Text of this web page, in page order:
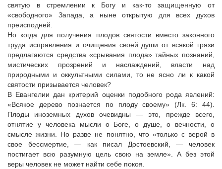
святую в стремлении к Богу и как-то защищенную от
«свободного» Запада, а ныне открытую для всех духов
преисподней.
Но когда для получения плодов святости вместо законного
труда исправления и очищения своей души от всякой грязи
предлагаются средства «срывания плода» тайных познаний,
мистических прозрений и наслаждений, власти над
природными и оккультными силами, то не ясно ли к какой
святости призывается человек?
В Евангелии дан критерий оценки подобного рода явлений:
«Всякое дерево познается по плоду своему» (Лк. 6: 44).
Плоды иноземных духов очевидны — это, прежде всего,
отнятие у человека мысли о Боге, о душе, о вечности, о
смысле жизни. Но разве не понятно, что «только с верой в
свое бессмертие, — как писал Достоевский, — человек
постигает всю разумную цель свою на земле». А без этой
веры человек не может найти себе покоя.